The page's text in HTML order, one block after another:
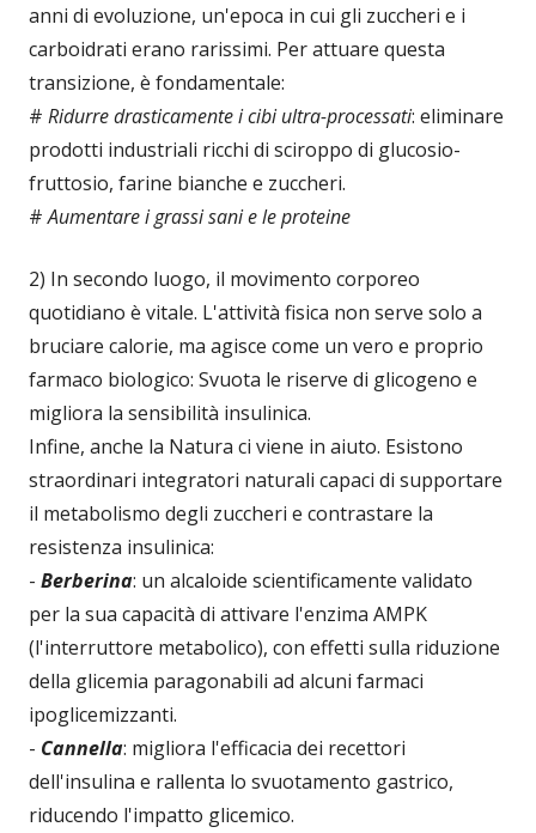
anni di evoluzione, un'epoca in cui gli zuccheri e i
carboidrati erano rarissimi. Per attuare questa
transizione, è fondamentale:
# Ridurre drasticamente i cibi ultra-processati: eliminare
prodotti industriali ricchi di sciroppo di glucosio-
fruttosio, farine bianche e zuccheri.
#Aumentare i grassi sani e le proteine
2) In secondo luogo, il movimento corporeo
quotidiano è vitale. L'attività fisica non serve solo a
bruciare calorie, ma agisce come un vero e proprio
farmaco biologico: Svuota le riserve di glicogeno e
migliora la sensibilità insulinica.
Infine, anche la Natura ci viene in aiuto. Esistono
straordinari integratori naturali capaci di supportare
il metabolismo degli zuccheri e contrastare la
resistenza insulinica:
- Berberina: un alcaloide scientificamente validato
per la sua capacità di attivare l'enzima AMPK
(l'interruttore metabolico), con effetti sulla riduzione
della glicemia paragonabili ad alcuni farmaci
ipoglicemizzanti.
- Cannella: migliora l'efficacia dei recettori
dell'insulina e rallenta lo svuotamento gastrico,
riducendo l'impatto glicemico.